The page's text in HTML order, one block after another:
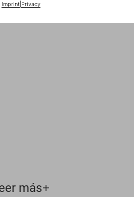
Imprint| Privacy
más